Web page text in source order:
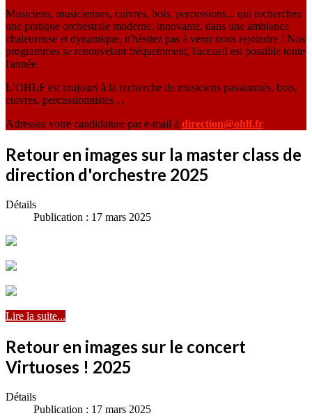
Musiciens, musiciennes, cuivres, bois, percussions... qui recherchez
une pratique orchestrale moderne, innovante, dans une ambiance
chaleureuse et dynamique, n'hésitez pas à venir nous rejoindre ! Nos
programmes se renouvelant fréquemment, l'accueil est possible toute
l'année.
L’OHLF est toujours à la recherche de musiciens passionnés, bois,
cuivres, percussionnistes…
Adressez votre candidature par e-mail à direction@ohlf.fr
Retour en images sur la master class de
direction d'orchestre 2025
Détails
Publication : 17 mars 2025
Lire la suite...
Retour en images sur le concert
Virtuoses ! 2025
Détails
Publication : 17 mars 2025